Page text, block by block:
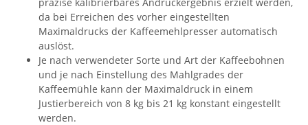
da bei Erreichen des vorher eingestellten
Maximaldrucks der Kaffeemehlpresser automatisch
auslöst.
Je nach verwendeter Sorte und Art der Kaffeebohnen
und je nach Einstellung des Mahlgrades der
Kaffeemühle kann der Maximaldruck in einem
Justierbereich von 8 kg bis 21 kg konstant eingestellt
werden.